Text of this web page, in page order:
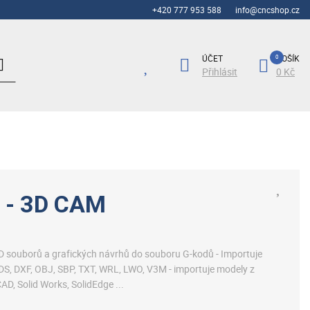
+420 777 953 588 info@cncshop.cz
ÚČET
Přihlásit
KOŠÍK
0 Kč
3D CAM
souborů a grafických návrhů do souboru G-kodů - Importuje
DXF, OBJ, SBP, TXT, WRL, LWO, V3M - importuje modely z
Solid Works, SolidEdge ...